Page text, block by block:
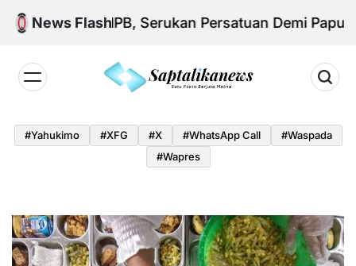
Skip
News Flash
Aksi KNPB, Serukan Persatuan Demi Papua yang
#yahukimo #XFG #x #WhatsApp Call
#waspada
#Wapres